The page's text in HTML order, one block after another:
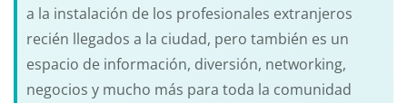
a la instalación de los profesionales extranjeros
recién llegados a la ciudad, pero también es un
espacio de información, diversión, networking,
negocios y mucho más para toda la comunidad